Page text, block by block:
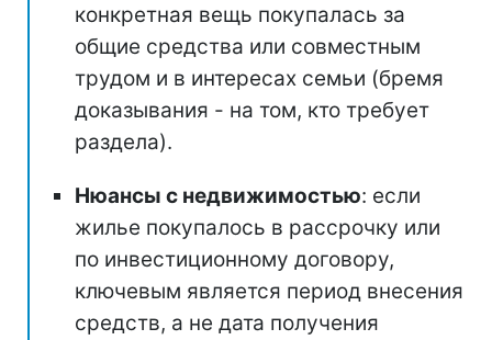
конкретная вещь покупалась за
общие средства или совместным
трудом и в интересах семьи (бремя
доказывания - на том, кто требует
раздела).
Нюансы с недвижимостью: если
жилье покупалось в рассрочку или
по инвестиционному договору,
ключевым является период внесения
средств, а не дата получения